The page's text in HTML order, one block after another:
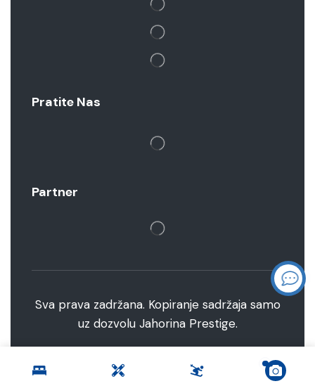
Pratite Nas
Partner
Sva prava zadržana. Kopiranje sadržaja samo
uz dozvolu Jahorina Prestige.